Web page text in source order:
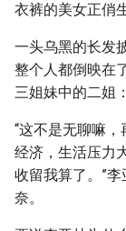
衣裤的美女正俏
一头乌黑的长发
整个人都倒映在
三姐妹中的二姐
“这不是无聊嘛
经济，生活压力
收留我算了。”
奈。